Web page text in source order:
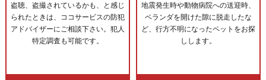
盗聴、盗撮されているかも、と感じ
られたときは、 ココサービスの防犯
アドバイザーにご相談下さい。 犯人
特定調査も可能です。
地震発生時や動物病院への送迎時、
ベランダを開けた隙に脱走したな
ど、 行方不明になったペットをお探
しします。